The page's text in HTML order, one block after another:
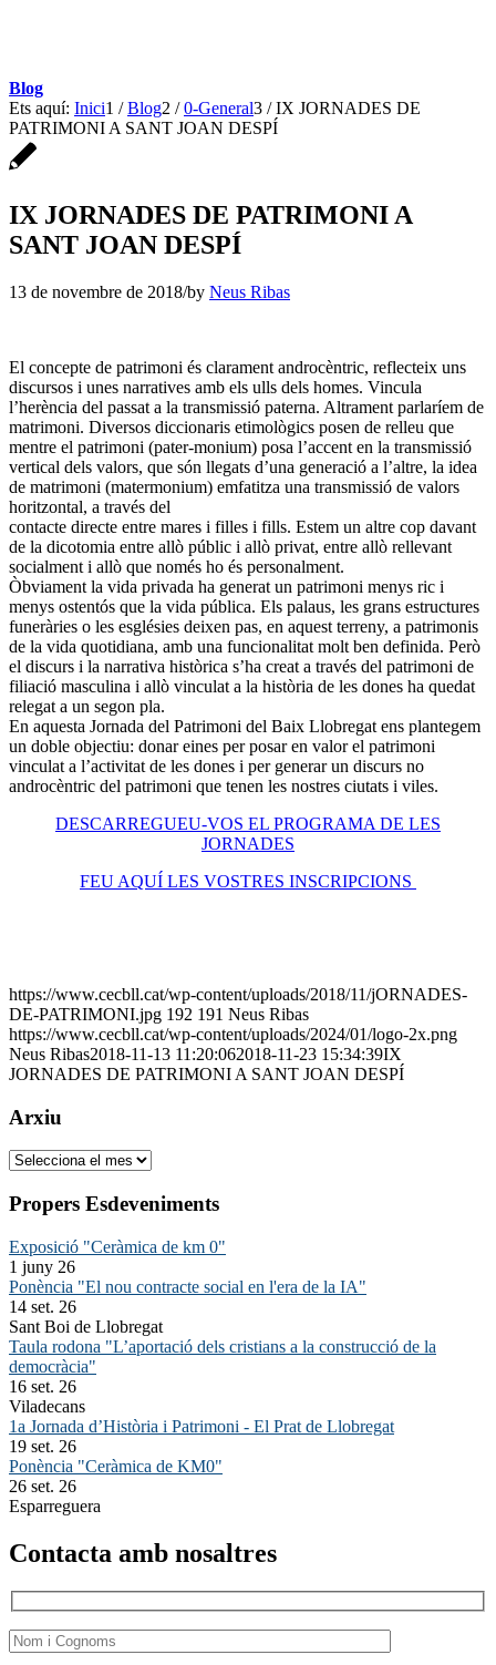
Blog
Ets aquí: Inici1 / Blog2 / 0-General3 / IX JORNADES DE
PATRIMONI A SANT JOAN DESPÍ
IX JORNADES DE PATRIMONI A
SANT JOAN DESPÍ
13 de novembre de 2018/by Neus Ribas
El concepte de patrimoni és clarament androcèntric, reflecteix uns
discursos i unes narratives amb els ulls dels homes. Vincula
l’herència del passat a la transmissió paterna. Altrament parlaríem de
matrimoni. Diversos diccionaris etimològics posen de relleu que
mentre el patrimoni (pater-monium) posa l’accent en la transmissió
vertical dels valors, que són llegats d’una generació a l’altre, la idea
de matrimoni (matermonium) emfatitza una transmissió de valors
horitzontal, a través del
contacte directe entre mares i filles i fills. Estem un altre cop davant
de la dicotomia entre allò públic i allò privat, entre allò rellevant
socialment i allò que només ho és personalment.
Òbviament la vida privada ha generat un patrimoni menys ric i
menys ostentós que la vida pública. Els palaus, les grans estructures
funeràries o les esglésies deixen pas, en aquest terreny, a patrimonis
de la vida quotidiana, amb una funcionalitat molt ben definida. Però
el discurs i la narrativa històrica s’ha creat a través del patrimoni de
filiació masculina i allò vinculat a la història de les dones ha quedat
relegat a un segon pla.
En aquesta Jornada del Patrimoni del Baix Llobregat ens plantegem
un doble objectiu: donar eines per posar en valor el patrimoni
vinculat a l’activitat de les dones i per generar un discurs no
androcèntric del patrimoni que tenen les nostres ciutats i viles.
DESCARREGUEU-VOS EL PROGRAMA DE LES
JORNADES
FEU AQUÍ LES VOSTRES INSCRIPCIONS
https://www.cecbll.cat/wp-content/uploads/2018/11/jORNADES-
DE-PATRIMONI.jpg 192 191 Neus Ribas
https://www.cecbll.cat/wp-content/uploads/2024/01/logo-2x.png
Neus Ribas2018-11-13 11:20:062018-11-23 15:34:39IX
JORNADES DE PATRIMONI A SANT JOAN DESPÍ
Arxiu
Arxiu
Propers Esdeveniments
Exposició "Ceràmica de km 0"
1 juny 26
Ponència "El nou contracte social en l'era de la IA"
14 set. 26
Sant Boi de Llobregat
Taula rodona "L’aportació dels cristians a la construcció de la
democràcia"
16 set. 26
Viladecans
1a Jornada d’Història i Patrimoni - El Prat de Llobregat
19 set. 26
Ponència "Ceràmica de KM0"
26 set. 26
Esparreguera
Contacta amb nosaltres